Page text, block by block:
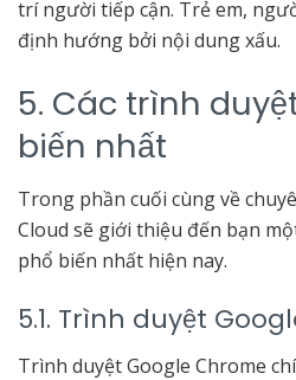
trí người tiếp cận. Trẻ em,
định hướng bởi nội dung xấu.
5. Các trình
biến nhất
Trong phần cuối cùng về
Cloud sẽ giới thiệu đến bạn
phổ biến nhất hiện nay.
5.1. Trình duyệt
Trình duyệt Google Chrome